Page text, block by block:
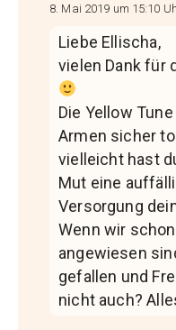
8. Mai 2019 um 15:10
Liebe Ellischa,
vielen Dank für
Die Yellow
Armen sicher
vielleicht hast
Mut eine
Versorgung
Wenn wir
angewiesen
gefallen und
nicht auch?